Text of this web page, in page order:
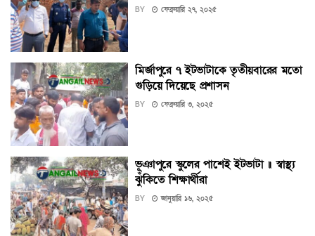
BY ফেব্রুয়ারি ২৭, ২০২৫
মির্জাপুরে ৭ ইটভাটাকে তৃতীয়বারের মতো
গুড়িয়ে দিয়েছে প্রশাসন
BY ফেব্রুয়ারি ৩, ২০২৫
ভূঞাপুরে স্কুলের পাশেই ইটভাটা ॥ স্বাস্থ্য
ঝুঁকিতে শিক্ষার্থীরা
BY জানুয়ারি ১৬, ২০২৫